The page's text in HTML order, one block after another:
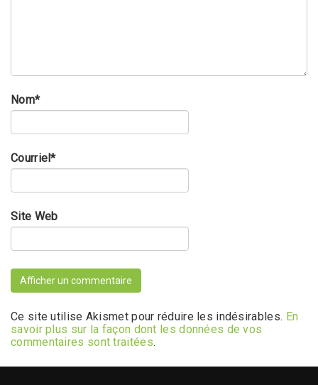
Nom*
Courriel*
Site Web
Ce site utilise Akismet pour réduire les indésirables. En
savoir plus sur la façon dont les données de vos
commentaires sont traitées.